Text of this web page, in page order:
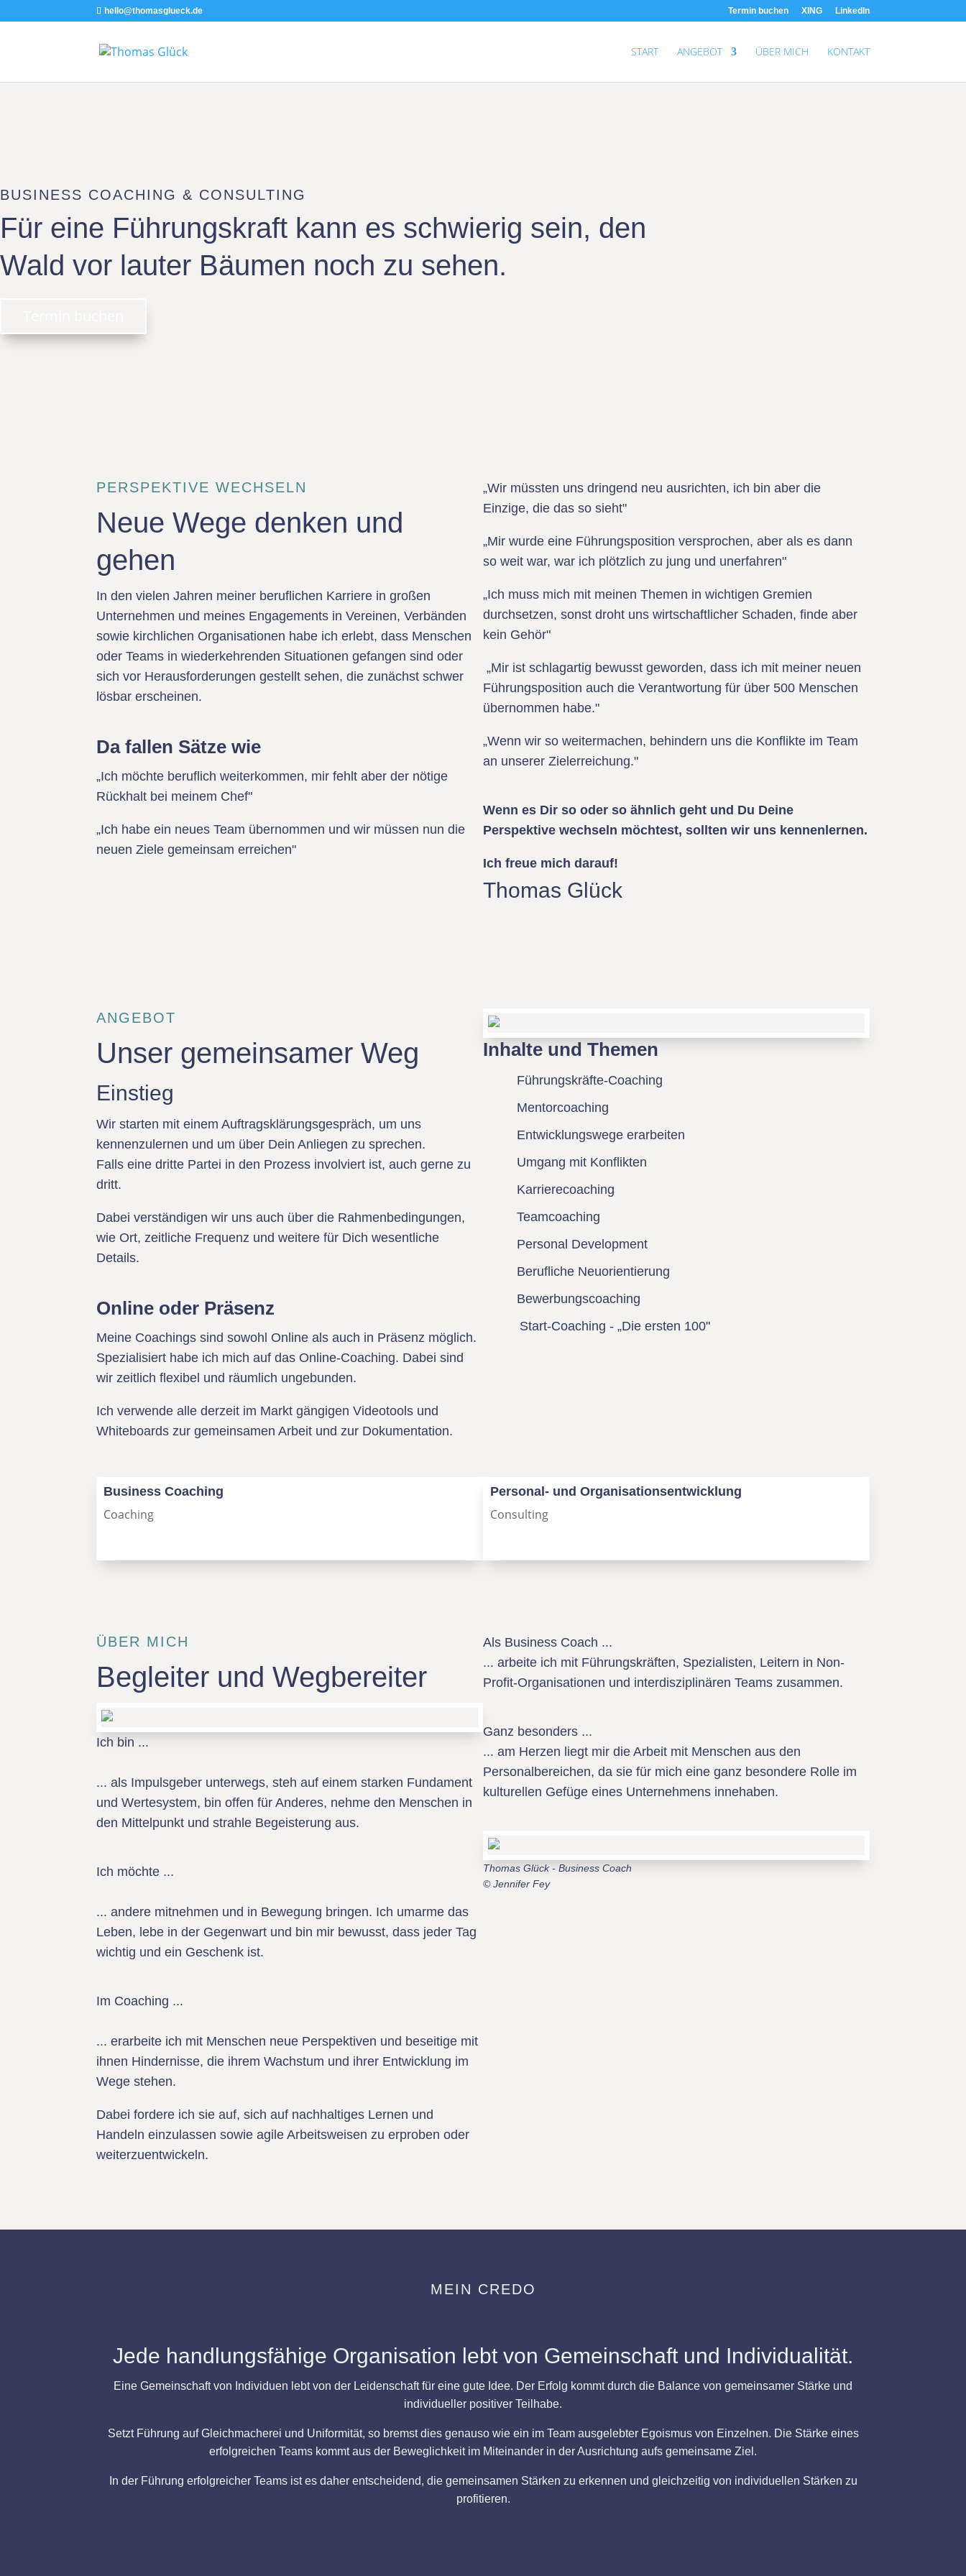
hello@thomasglueck.de Termin buchen XING LinkedIn
START ANGEBOT ÜBER MICH KONTAKT
BUSINESS COACHING & CONSULTING
Für eine Führungskraft kann es schwierig sein, den
Wald vor lauter Bäumen noch zu sehen.
PERSPEKTIVE WECHSELN
Neue Wege denken und
gehen
In den vielen Jahren meiner beruflichen Karriere in großen
Unternehmen und meines Engagements in Vereinen, Verbänden
sowie kirchlichen Organisationen habe ich erlebt, dass Menschen
oder Teams in wiederkehrenden Situationen gefangen sind oder
sich vor Herausforderungen gestellt sehen, die zunächst schwer
lösbar erscheinen.
Da fallen Sätze wie
„Ich möchte beruflich weiterkommen, mir fehlt aber der nötige
Rückhalt bei meinem Chef"
„Ich habe ein neues Team übernommen und wir müssen nun die
neuen Ziele gemeinsam erreichen"
„Wir müssten uns dringend neu ausrichten, ich bin aber die
Einzige, die das so sieht"
„Mir wurde eine Führungsposition versprochen, aber als es dann
so weit war, war ich plötzlich zu jung und unerfahren"
„Ich muss mich mit meinen Themen in wichtigen Gremien
durchsetzen, sonst droht uns wirtschaftlicher Schaden, finde aber
kein Gehör"
„Mir ist schlagartig bewusst geworden, dass ich mit meiner neuen
Führungsposition auch die Verantwortung für über 500 Menschen
übernommen habe."
„Wenn wir so weitermachen, behindern uns die Konflikte im Team
an unserer Zielerreichung."
Wenn es Dir so oder so ähnlich geht und Du Deine
Perspektive wechseln möchtest, sollten wir uns kennenlernen.
Ich freue mich darauf!
Thomas Glück
ANGEBOT
Unser gemeinsamer Weg
Einstieg
Wir starten mit einem Auftragsklärungsgespräch, um uns
kennenzulernen und um über Dein Anliegen zu sprechen.
Falls eine dritte Partei in den Prozess involviert ist, auch gerne zu
dritt.
Dabei verständigen wir uns auch über die Rahmenbedingungen,
wie Ort, zeitliche Frequenz und weitere für Dich wesentliche
Details.
Online oder Präsenz
Meine Coachings sind sowohl Online als auch in Präsenz möglich.
Spezialisiert habe ich mich auf das Online-Coaching. Dabei sind
wir zeitlich flexibel und räumlich ungebunden.
Ich verwende alle derzeit im Markt gängigen Videotools und
Whiteboards zur gemeinsamen Arbeit und zur Dokumentation.
Inhalte und Themen
Führungskräfte-Coaching
Mentorcoaching
Entwicklungswege erarbeiten
Umgang mit Konflikten
Karrierecoaching
Teamcoaching
Personal Development
Berufliche Neuorientierung
Bewerbungscoaching
Start-Coaching - „Die ersten 100"
Business Coaching
Coaching
Personal- und Organisationsentwicklung
Consulting
ÜBER MICH
Begleiter und Wegbereiter
Ich bin ...
... als Impulsgeber unterwegs, steh auf einem starken Fundament
und Wertesystem, bin offen für Anderes, nehme den Menschen in
den Mittelpunkt und strahle Begeisterung aus.
Ich möchte ...
... andere mitnehmen und in Bewegung bringen. Ich umarme das
Leben, lebe in der Gegenwart und bin mir bewusst, dass jeder Tag
wichtig und ein Geschenk ist.
Im Coaching ...
... erarbeite ich mit Menschen neue Perspektiven und beseitige mit
ihnen Hindernisse, die ihrem Wachstum und ihrer Entwicklung im
Wege stehen.
Dabei fordere ich sie auf, sich auf nachhaltiges Lernen und
Handeln einzulassen sowie agile Arbeitsweisen zu erproben oder
weiterzuentwickeln.
Als Business Coach ...
... arbeite ich mit Führungskräften, Spezialisten, Leitern in Non-
Profit-Organisationen und interdisziplinären Teams zusammen.
Ganz besonders ...
... am Herzen liegt mir die Arbeit mit Menschen aus den
Personalbereichen, da sie für mich eine ganz besondere Rolle im
kulturellen Gefüge eines Unternehmens innehaben.
Thomas Glück - Business Coach
© Jennifer Fey
MEIN CREDO
Jede handlungsfähige Organisation lebt von Gemeinschaft und Individualität.
Eine Gemeinschaft von Individuen lebt von der Leidenschaft für eine gute Idee. Der Erfolg kommt durch die Balance von gemeinsamer Stärke und
individueller positiver Teilhabe.
Setzt Führung auf Gleichmacherei und Uniformität, so bremst dies genauso wie ein im Team ausgelebter Egoismus von Einzelnen. Die Stärke eines
erfolgreichen Teams kommt aus der Beweglichkeit im Miteinander in der Ausrichtung aufs gemeinsame Ziel.
In der Führung erfolgreicher Teams ist es daher entscheidend, die gemeinsamen Stärken zu erkennen und gleichzeitig von individuellen Stärken zu
profitieren.